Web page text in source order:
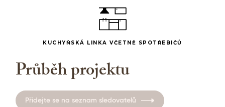
KUCHYŇSKÁ LINKA VČETNĚ SPOTŘEBIČŮ
Průběh projektu
Přidejte se na seznam sledovatelů